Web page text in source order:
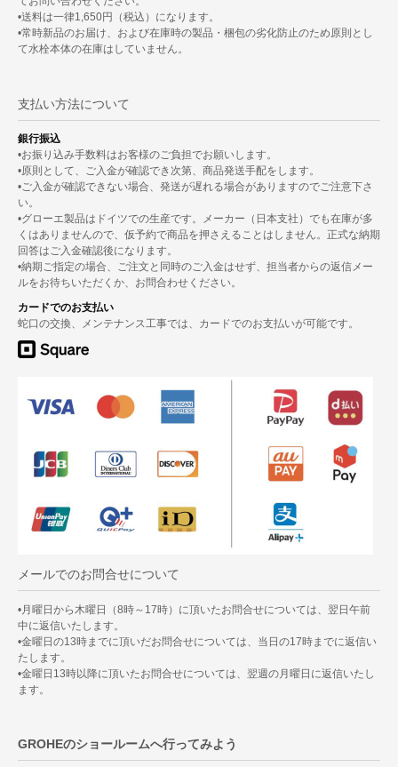
•送料は一律1,650円（税込）になります。
•常時新品のお届け、および在庫時の製品・梱包の劣化防止のため原則とし
て水栓本体の在庫はしていません。
支払い方法について
銀行振込
•お振り込み手数料はお客様のご負担でお願いします。
•原則として、ご入金が確認でき次第、商品発送手配をします。
•ご入金が確認できない場合、発送が遅れる場合がありますのでご注意下さ
い。
•グローエ製品はドイツでの生産です。メーカー（日本支社）でも在庫が多
くはありませんので、仮予約で商品を押さえることはしません。正式な納期
回答はご入金確認後になります。
•納期ご指定の場合、ご注文と同時のご入金はせず、担当者からの返信メー
ルをお待ちいただくか、お問合わせください。
カードでのお支払い
蛇口の交換、メンテナンス工事では、カードでのお支払いが可能です。
メールでのお問合せについて
•月曜日から木曜日（8時～17時）に頂いたお問合せについては、翌日午前
中に返信いたします。
•金曜日の13時までに頂いだお問合せについては、当日の17時までに返信い
たします。
•金曜日13時以降に頂いたお問合せについては、翌週の月曜日に返信いたし
ます。
GROHEのショールームへ行ってみよう